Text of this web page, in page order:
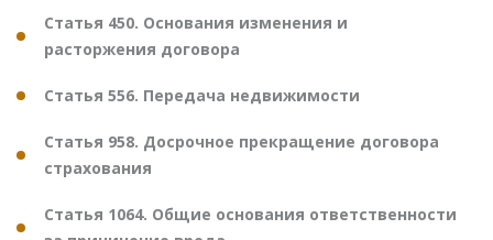
Статья 450. Основания изменения и
расторжения договора
Статья 556. Передача недвижимости
Статья 958. Досрочное прекращение договора
страхования
Статья 1064. Общие основания ответственности